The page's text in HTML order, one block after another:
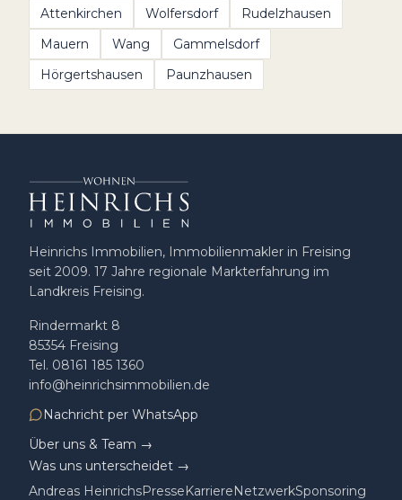
Attenkirchen
Wolfersdorf
Rudelzhausen
Mauern
Wang
Gammelsdorf
Hörgertshausen
Paunzhausen
Heinrichs Immobilien, Immobilienmakler in Freising
seit 2009. 17 Jahre regionale Markterfahrung im
Landkreis Freising.
Rindermarkt 8
85354 Freising
Tel. 08161 185 1360
info@heinrichsimmobilien.de
Nachricht per WhatsApp
Über uns & Team →
Was uns unterscheidet →
Andreas HeinrichsPresseKarriereNetzwerkSponsoring